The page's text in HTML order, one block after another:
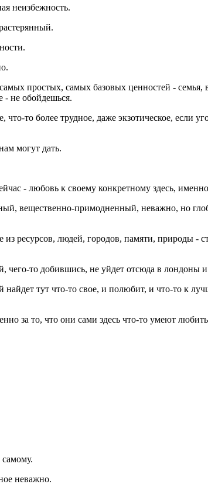
неизбежность.
простых, самых базовых ценностей - семья,
- не обойдешься.
то более трудное, даже экзотическое, если
могут дать.
- любовь к своему конкретному здесь,
вещественно-примодненный, неважно, но
из ресурсов, людей, городов, памяти, природы -
чего-то добившись, не уйдет отсюда в лондоны
найдет тут что-то свое, и полюбит, и что-то к
за то, что они сами здесь что-то умеют
неважно.